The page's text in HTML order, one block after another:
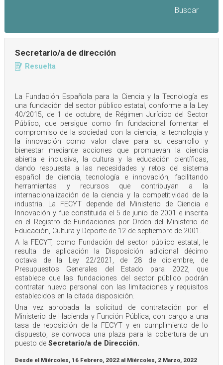
Secretario/a de dirección
Resuelta
La Fundación Española para la Ciencia y la Tecnología es
una fundación del sector público estatal, conforme a la Ley
40/2015, de 1 de octubre, de Régimen Jurídico del Sector
Público, que persigue como fin fundacional fomentar el
compromiso de la sociedad con la ciencia, la tecnología y
la innovación como valor clave para su desarrollo y
bienestar mediante acciones que promuevan la ciencia
abierta e inclusiva, la cultura y la educación científicas,
dando respuesta a las necesidades y retos del sistema
español de ciencia, tecnología e innovación, facilitando
herramientas y recursos que contribuyan a la
internacionalización de la ciencia y la competitividad de la
industria. La FECYT depende del Ministerio de Ciencia e
Innovación y fue constituida el 5 de junio de 2001 e inscrita
en el Registro de Fundaciones por Orden del Ministerio de
Educación, Cultura y Deporte de 12 de septiembre de 2001.
A la FECYT, como Fundación del sector público estatal, le
resulta de aplicación la Disposición adicional décimo
octava de la Ley 22/2021, de 28 de diciembre, de
Presupuestos Generales del Estado para 2022, que
establece que las fundaciones del sector público podrán
contratar nuevo personal con las limitaciones y requisitos
establecidos en la citada disposición.
Una vez aprobada la solicitud de contratación por el
Ministerio de Hacienda y Función Pública, con cargo a una
tasa de reposición de la FECYT y en cumplimiento de lo
dispuesto, se convoca una plaza para la cobertura de un
puesto de Secretario/a de Dirección.
Desde el Miércoles, 16 Febrero, 2022al Miércoles, 2 Marzo, 2022